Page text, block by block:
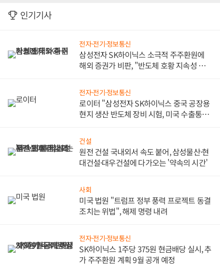
인기기사
전자·전기·정보통신
삼성전자 SK하이닉스 소극적 주주환원에
해외 증권가 비판, "반도체 호황 지속성 의
전자·전기·정보통신
로이터 "삼성전자 SK하이닉스 중국 공장용
현지 생산 반도체 장비 시험, 미국 수출통제
건설
원전 건설 국내외서 속도 붙어, 삼성물산·현
대건설·대우건설에 다가오는 '약속의 시간'
사회
미국 법원 "트럼프 정부 풍력 프로젝트 동결
조치는 위법", 해제 명령 내려
전자·전기·정보통신
SK하이닉스 1주당 375원 현금배당 실시, 추
가 주주환원 계획 9월 공개 예정